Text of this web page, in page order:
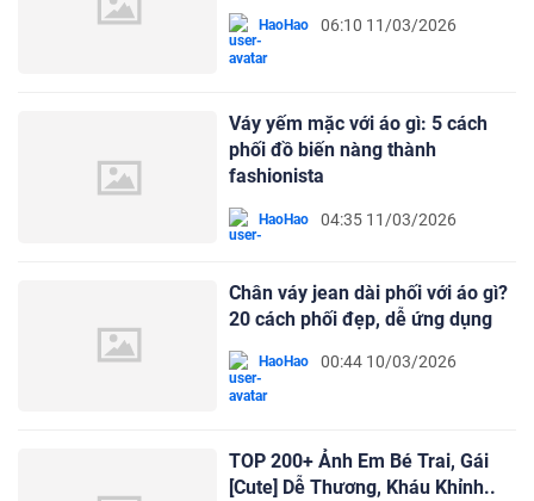
HaoHao 06:10 11/03/2026
Váy yếm mặc với áo gì: 5 cách
phối đồ biến nàng thành
fashionista
HaoHao 04:35 11/03/2026
Chân váy jean dài phối với áo gì?
20 cách phối đẹp, dễ ứng dụng
HaoHao 00:44 10/03/2026
TOP 200+ Ảnh Em Bé Trai, Gái
[Cute] Dễ Thương, Kháu Khỉnh..